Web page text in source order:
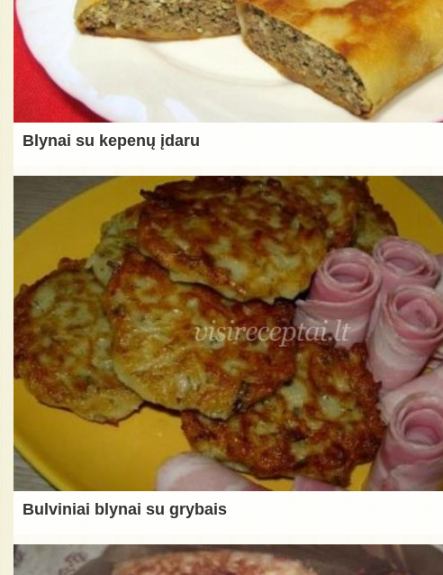
Blynai su kepenų įdaru
Bulviniai blynai su grybais